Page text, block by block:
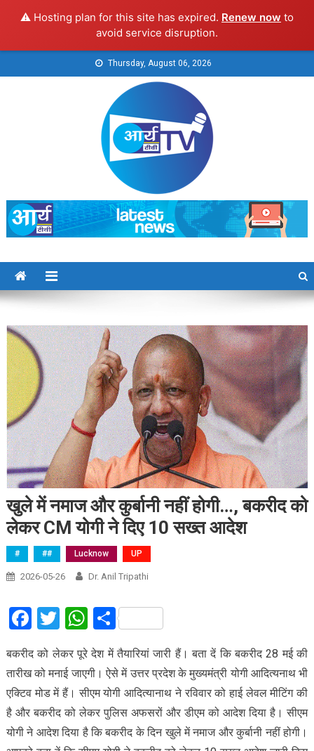
⚠️ Hosting plan for this site has expired. Renew now to
avoid service disruption.
to
Thursday, August 06, 2026
Arya TV
खुले में नमाज और कुर्बानी नहीं होगी…, बकरीद को
लेकर CM योगी ने दिए 10 सख्त आदेश
# ## Lucknow UP
2026-05-26 Dr. Anil Tripathi
Facebook
Twitter
WhatsApp
Share
बकरीद को लेकर पूरे देश में तैयारियां जारी हैं। बता दें कि बकरीद 28 मई की
तारीख को मनाई जाएगी। ऐसे में उत्तर प्रदेश के मुख्यमंत्री योगी आदित्यनाथ भी
एक्टिव मोड में हैं। सीएम योगी आदित्यानाथ ने रविवार को हाई लेवल मीटिंग की
है और बकरीद को लेकर पुलिस अफसरों और डीएम को आदेश दिया है। सीएम
योगी ने आदेश दिया है कि बकरीद के दिन खुले में नमाज और कुर्बानी नहीं होगी।